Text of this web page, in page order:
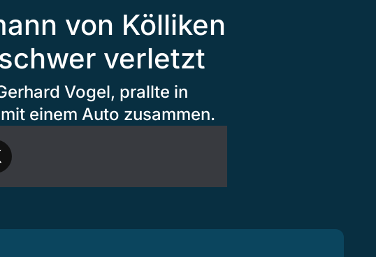
von Kölliken
verletzt
Vogel, prallte in
einem Auto zusammen.